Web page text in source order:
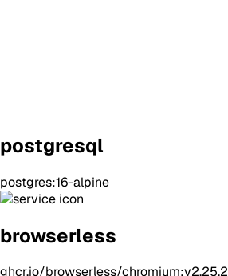
postgresql
postgres:16-alpine
browserless
ghcr.io/browserless/chromium:v2.25.2